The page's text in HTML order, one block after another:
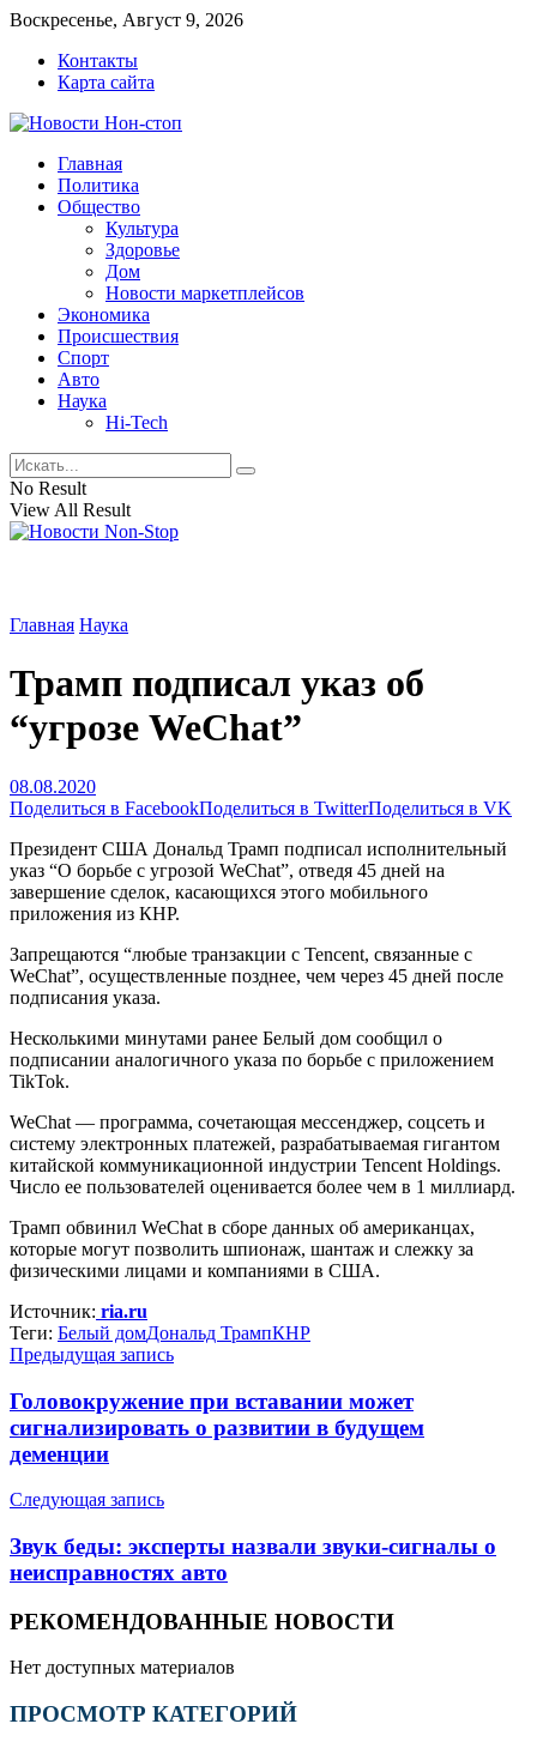
Воскресенье, Август 9, 2026
Контакты
Карта сайта
Главная
Политика
Общество
Культура
Здоровье
Дом
Новости маркетплейсов
Экономика
Происшествия
Спорт
Авто
Наука
Hi-Tech
No Result
View All Result
Главная Наука
Трамп подписал указ об
“угрозе WeChat”
08.08.2020
Поделиться в FacebookПоделиться в TwitterПоделиться в VK
Президент США Дональд Трамп подписал исполнительный
указ “О борьбе с угрозой WeChat”, отведя 45 дней на
завершение сделок, касающихся этого мобильного
приложения из КНР.
Запрещаются “любые транзакции c Tencent, связанные с
WeChat”, осуществленные позднее, чем через 45 дней после
подписания указа.
Несколькими минутами ранее Белый дом сообщил о
подписании аналогичного указа по борьбе с приложением
TikTok.
WeChat — программа, сочетающая мессенджер, соцсеть и
систему электронных платежей, разрабатываемая гигантом
китайской коммуникационной индустрии Tencent Holdings.
Число ее пользователей оценивается более чем в 1 миллиард.
Трамп обвинил WeChat в сборе данных об американцах,
которые могут позволить шпионаж, шантаж и слежку за
физическими лицами и компаниями в США.
Источник: ria.ru
Теги: Белый домДональд ТрампКНР
Предыдущая запись
Головокружение при вставании может
сигнализировать о развитии в будущем
деменции
Следующая запись
Звук беды: эксперты назвали звуки-сигналы о
неисправностях авто
РЕКОМЕНДОВАННЫЕ НОВОСТИ
Нет доступных материалов
ПРОСМОТР КАТЕГОРИЙ